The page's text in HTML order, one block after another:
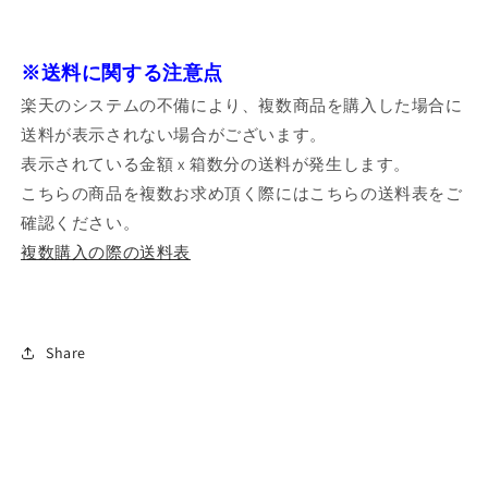
※送料に関する注意点
楽天のシステムの不備により、複数商品を購入した場合に
送料が表示されない場合がございます。
表示されている金額 x 箱数分の送料が発生します。
こちらの商品を複数お求め頂く際にはこちらの送料表をご
確認ください。
複数購入の際の送料表
Share